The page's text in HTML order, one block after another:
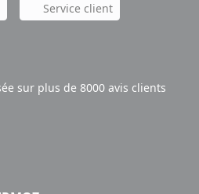
Service client
sur plus de 8000 avis clients